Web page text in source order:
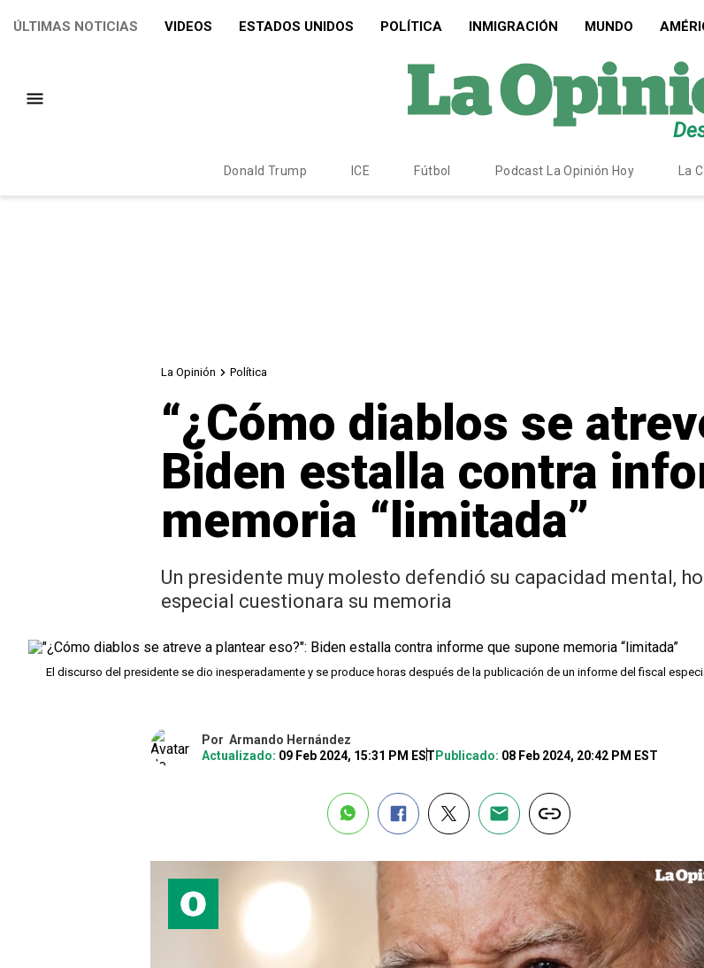
ÚLTIMAS NOTICIAS VIDEOS ESTADOS UNIDOS POLÍTICA INMIGRACIÓN MUNDO
Donald Trump ICE Fútbol Podcast La Opinión Hoy La
La Opinión Política
“¿Cómo diablos se
Biden estalla contra
memoria “limitada”
Un presidente muy molesto defendió su capacidad mental,
especial cuestionara su memoria
El discurso del presidente se dio inesperadamente y se produce horas después de la publicación de un informe del fiscal
Por Armando Hernández
Actualizado: 09 Feb 2024, 15:31 PM EST Publicado: 08 Feb 2024, 20:42 PM EST